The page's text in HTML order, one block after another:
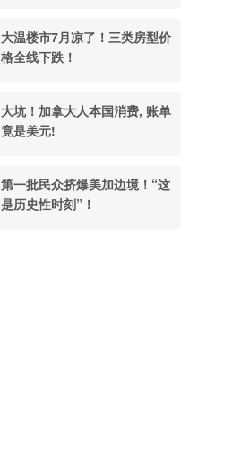
大温楼市7月凉了！三类房型价
格全线下跌！
大坑！加拿大人本国消费, 账单
竟是美元!
第一批民众挤爆美加边境！“这
是历史性时刻”！